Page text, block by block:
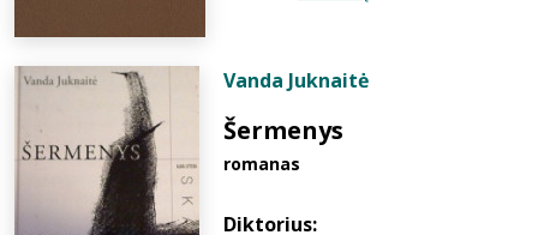
Vanda Juknaitė
Šermenys
romanas
Diktorius: